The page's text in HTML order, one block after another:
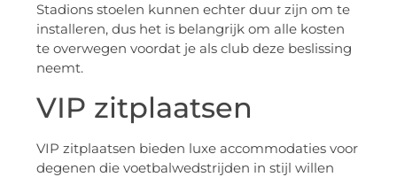
Stadions stoelen kunnen echter duur zijn om te
installeren, dus het is belangrijk om alle kosten
te overwegen voordat je als club deze beslissing
neemt.
VIP zitplaatsen
VIP zitplaatsen bieden luxe accommodaties voor
degenen die voetbalwedstrijden in stijl willen